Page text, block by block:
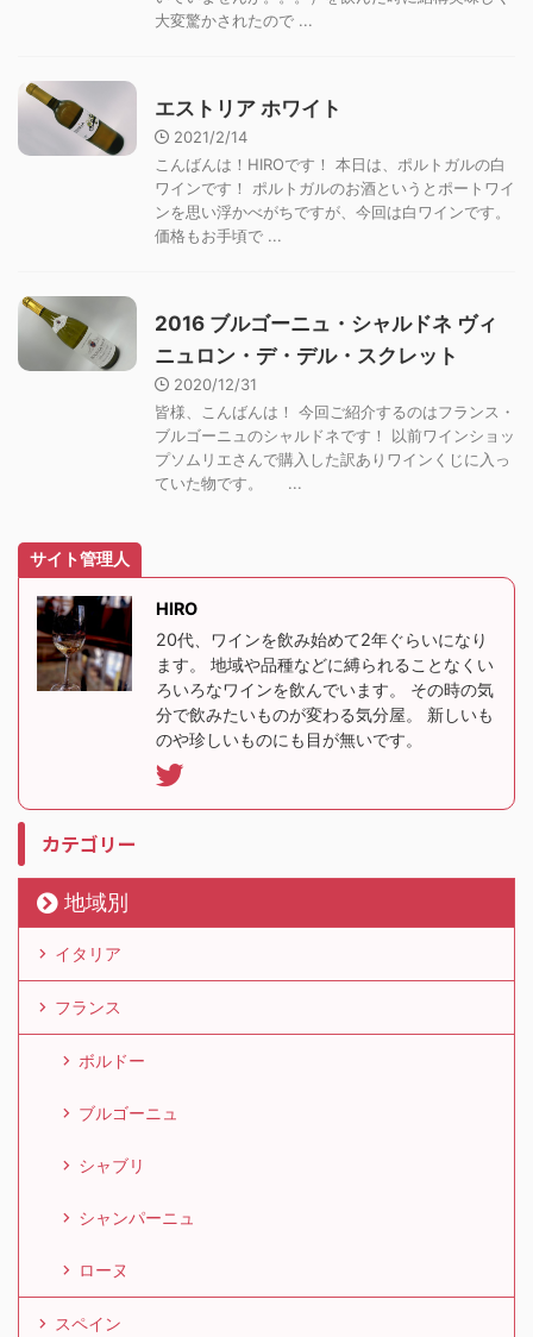
大変驚かされたので ...
エストリア ホワイト
2021/2/14
こんばんは！HIROです！ 本日は、ポルトガルの白
ワインです！ ポルトガルのお酒というとポートワイ
ンを思い浮かべがちですが、今回は白ワインです。
価格もお手頃で ...
2016 ブルゴーニュ・シャルドネ ヴィ
ニュロン・デ・デル・スクレット
2020/12/31
皆様、こんばんは！ 今回ご紹介するのはフランス・
ブルゴーニュのシャルドネです！ 以前ワインショッ
プソムリエさんで購入した訳ありワインくじに入っ
ていた物です。 ...
サイト管理人
HIRO
20代、ワインを飲み始めて2年ぐらいになり
ます。 地域や品種などに縛られることなくい
ろいろなワインを飲んでいます。 その時の気
分で飲みたいものが変わる気分屋。 新しいも
のや珍しいものにも目が無いです。
カテゴリー
地域別
イタリア
フランス
ボルドー
ブルゴーニュ
シャブリ
シャンパーニュ
ローヌ
スペイン